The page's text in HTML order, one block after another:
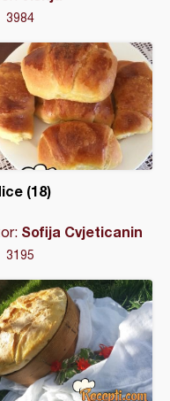
3984
(18)
Sofija Cvjeticanin
3195